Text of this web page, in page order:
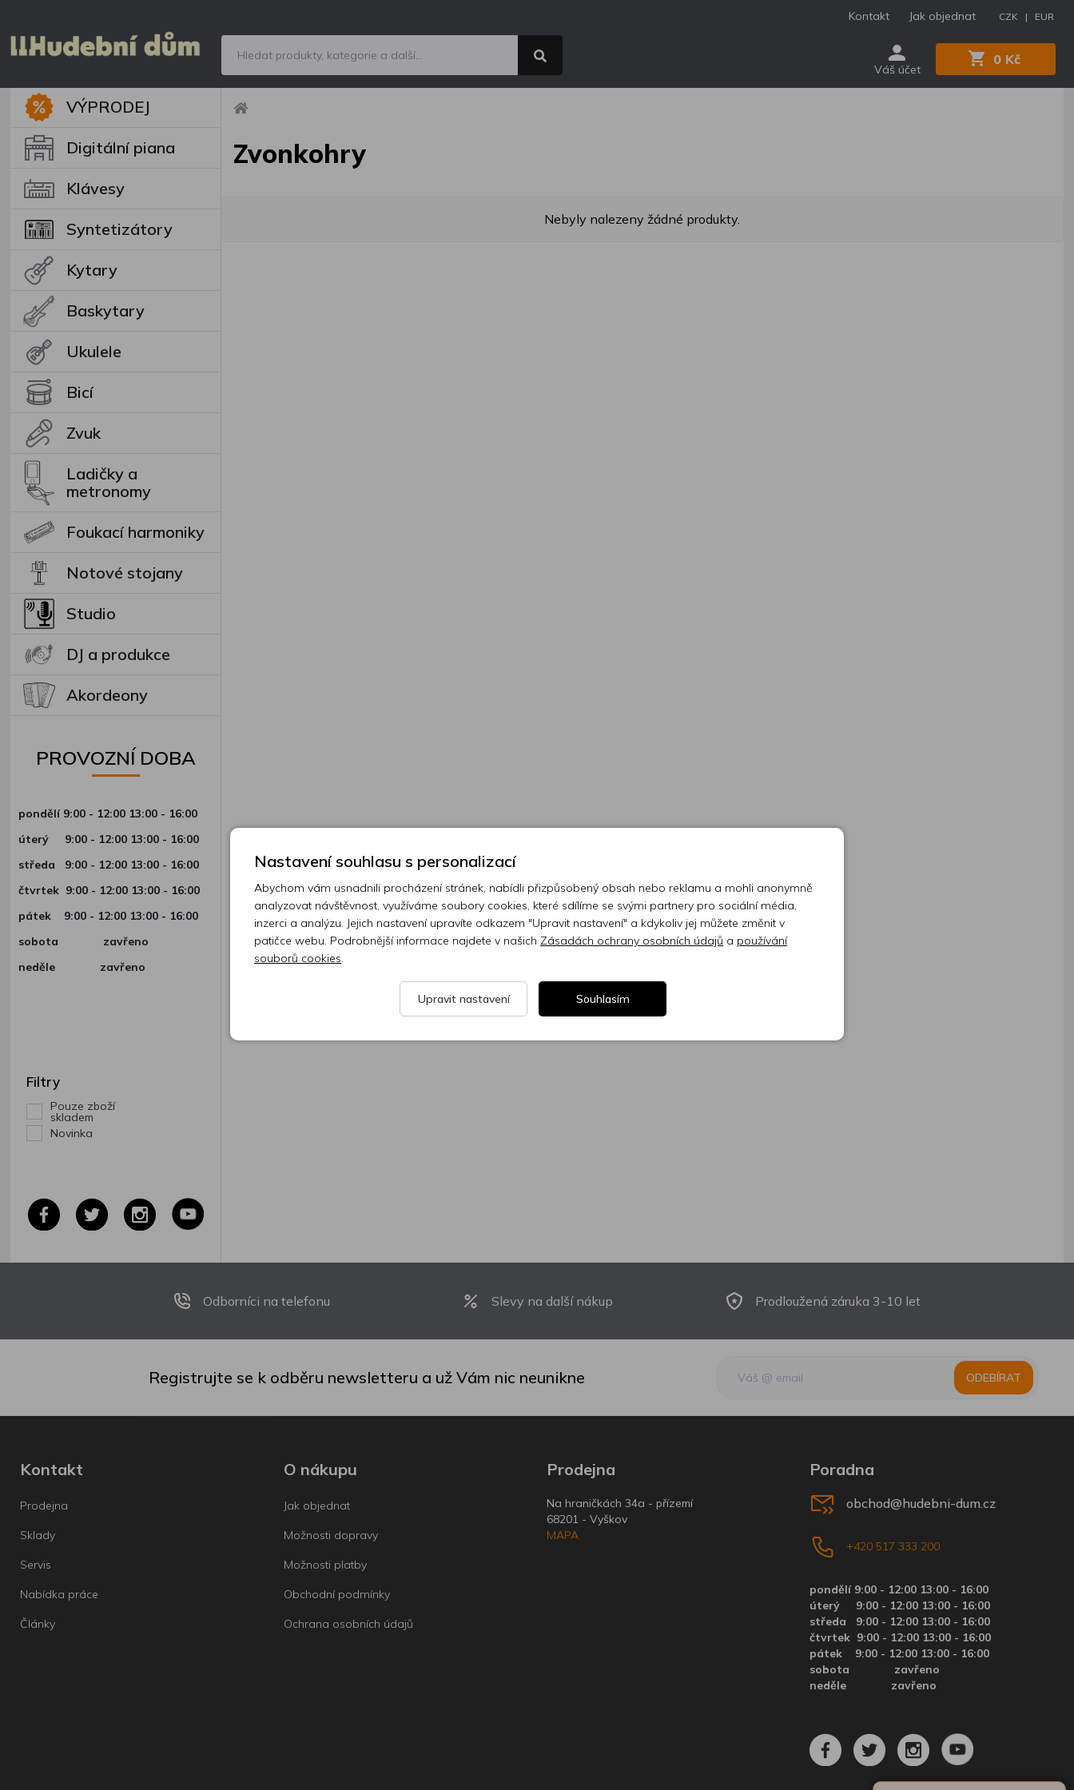
Kontakt Jak objednat CZK | EUR
Váš účet
0 Kč
VÝPRODEJ
Digitální piana
Klávesy
Syntetizátory
Kytary
Baskytary
Ukulele
Bicí
Zvuk
Ladičky a
metronomy
Foukací harmoniky
Notové stojany
Studio
DJ a produkce
Akordeony
PROVOZNÍ DOBA
pondělí 9:00 - 12:00 13:00 - 16:00
úterý 9:00 - 12:00 13:00 - 16:00
středa 9:00 - 12:00 13:00 - 16:00
čtvrtek 9:00 - 12:00 13:00 - 16:00
pátek 9:00 - 12:00 13:00 - 16:00
sobota zavřeno
neděle zavřeno
Filtry
Pouze zboží
skladem
Novinka
Zvonkohry
Nebyly nalezeny žádné produkty.
Odborníci na telefonu Slevy na další nákup Prodloužená záruka 3-10 let
Registrujte se k odběru newsletteru a už Vám nic neunikne ODEBÍRAT
Kontakt
Prodejna
Sklady
Servis
Nabídka práce
Články
O nákupu
Jak objednat
Možnosti dopravy
Možnosti platby
Obchodní podmínky
Ochrana osobních údajů
Prodejna
Na hraničkách 34a - přízemí
68201 - Vyškov
MAPA
Poradna
obchod@hudebni-dum.cz
+420 517 333 200
pondělí 9:00 - 12:00 13:00 - 16:00
úterý 9:00 - 12:00 13:00 - 16:00
středa 9:00 - 12:00 13:00 - 16:00
čtvrtek 9:00 - 12:00 13:00 - 16:00
pátek 9:00 - 12:00 13:00 - 16:00
sobota zavřeno
neděle zavřeno
Nastavení souhlasu s personalizací
Abychom vám usnadnili procházení stránek, nabídli přizpůsobený obsah nebo reklamu a mohli anonymně
analyzovat návštěvnost, využíváme soubory cookies, které sdílíme se svými partnery pro sociální média,
inzerci a analýzu. Jejich nastavení upravíte odkazem "Upravit nastavení" a kdykoliv jej můžete změnit v
patičce webu. Podrobnější informace najdete v našich Zásadách ochrany osobních údajů a používání
souborů cookies
Upravit nastavení Souhlasím